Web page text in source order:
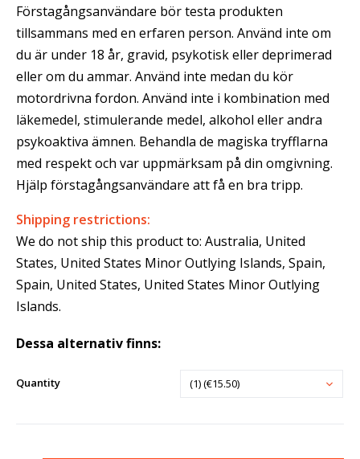
Förstagångsanvändare bör testa produkten
tillsammans med en erfaren person. Använd inte om
du är under 18 år, gravid, psykotisk eller deprimerad
eller om du ammar. Använd inte medan du kör
motordrivna fordon. Använd inte i kombination med
läkemedel, stimulerande medel, alkohol eller andra
psykoaktiva ämnen. Behandla de magiska tryfflarna
med respekt och var uppmärksam på din omgivning.
Hjälp förstagångsanvändare att få en bra tripp.
Shipping restrictions:
We do not ship this product to: Australia, United
States, United States Minor Outlying Islands, Spain,
Spain, United States, United States Minor Outlying
Islands.
Dessa alternativ finns:
Quantity (1) (€15.50)